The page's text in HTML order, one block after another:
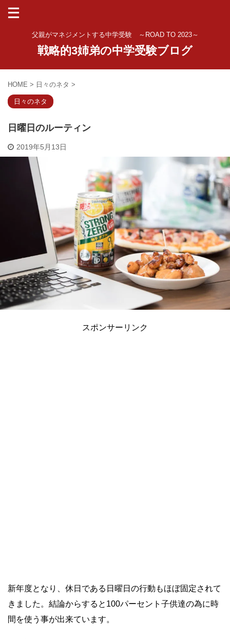
父親がマネジメントする中学受験 ～ROAD TO 2023～
戦略的3姉弟の中学受験ブログ
HOME > 日々のネタ >
日々のネタ
日曜日のルーティン
2019年5月13日
スポンサーリンク
新年度となり、休日である日曜日の行動もほぼ固定されて
きました。結論からすると100パーセント子供達の為に時
間を使う事が出来ています。